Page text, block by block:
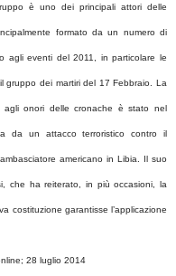
è uno dei principali attori delle
formato da un numero di
agli eventi del 2011, in particolare le
gruppo dei martiri del 17 Febbraio. La
onori delle cronache è stato nel
da un attacco terroristico contro il
americano in Libia. Il suo
che ha reiterato, in più occasioni, la
costituzione garantisse l’applicazione
28 luglio 2014